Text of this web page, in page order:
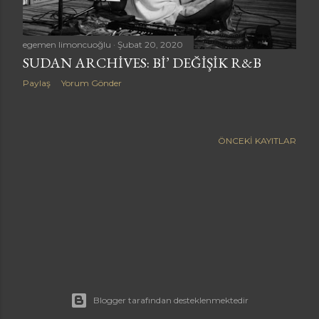
a
r
egemen limoncuoğlu Şubat 20, 2020
SUDAN ARCHIVES: BI’ DEĞIŞIK R&B
Paylaş Yorum Gönder
ÖNCEKI KAYITLAR
Blogger tarafından desteklenmektedir